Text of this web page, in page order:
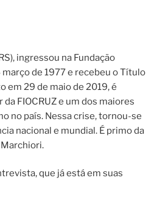
ingressou na Fundação
março de 1977 e recebeu o Título
em 29 de maio de 2019, é
FIOCRUZ e um dos maiores
no país. Nessa crise, tornou-se
nacional e mundial. É primo da
que já está em suas